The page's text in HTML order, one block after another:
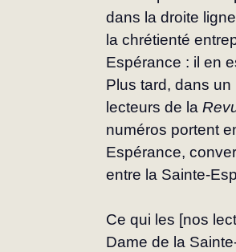
dans la droite
la chrétienté
Espérance : il en
Plus tard, dans un
lecteurs de la
numéros portent
Espérance,
entre la Sainte-
Ce qui les [nos
Dame de la